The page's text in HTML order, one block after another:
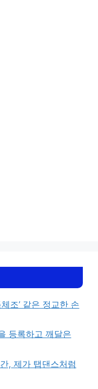
조’ 같은 정교한 손
등록하고 깨달은
, 제가 탭댄스처럼